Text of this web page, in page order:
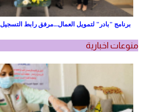
برنامج "بادر" لتمويل العمال...مرفق رابط التسجيل
منوعات اخبارية